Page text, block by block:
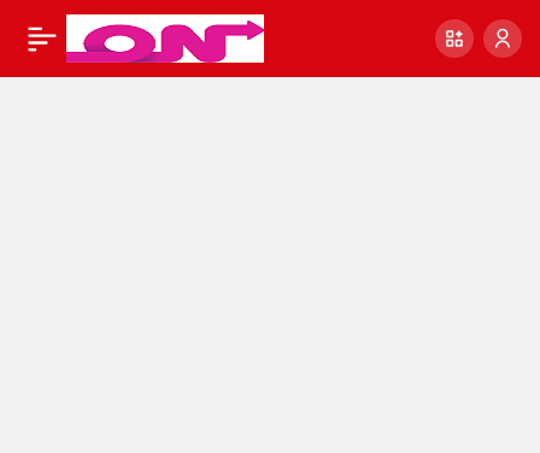
13 Haziran Günlük Paylaş